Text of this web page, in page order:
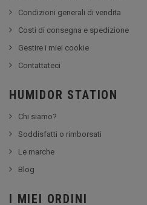
Condizioni generali di vendita
Costi di consegna e spedizione
Gestire i miei cookie
Contattateci
HUMIDOR STATION
Chi siamo?
Soddisfatti o rimborsati
Le marche
Blog
I MIEI ORDINI